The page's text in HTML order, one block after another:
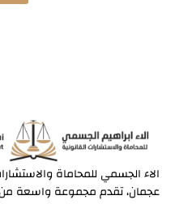
الاء الجسمي للمحاماة
عجمان، تقدم مجموعة واسعة من